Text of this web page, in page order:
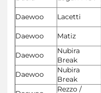
Daewoo
Lacetti
Daewoo
Matiz
Daewoo
Nubira
Break
Daewoo
Nubira
Break
Rezzo /